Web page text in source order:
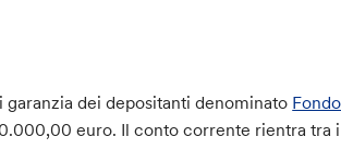
garanzia dei depositanti denominato
euro. Il conto corrente rientra